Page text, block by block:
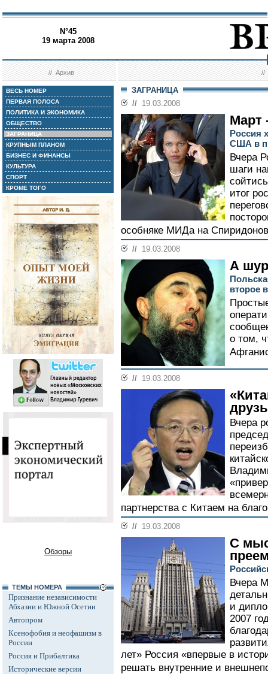
N°45
19 марта 2008
//Архив //
ВЕСЬ НОМЕР
ПЕРВАЯ ПОЛОСА
ПОЛИТИКА И ЭКОНОМИКА
ОБЩЕСТВО
ЗАГРАНИЦА
КРУПНЫМ ПЛАНОМ
БИЗНЕС И ФИНАНСЫ
КУЛЬТУРА
СПОРТ
КРОМЕ ТОГО
Обзоры
ТЕМЫ НОМЕРА
Признание независимости
Абхазии и Южной Осетии
Автопром
Ксенофобия и неофашизм в
России
Россия и Прибалтика
Исторические версии
ЗАГРАНИЦА
// 19.03.2008
Март
Россия
США в
Вчера
шаги
итог
особняке МИДа на
// 19.03.2008
А
второе
о том,
// 19.03.2008
Вчера
партнерства с Китаем на
// 19.03.2008
С
Вчера
и
2007
лет» Россия «впервые в
решать внутренние и